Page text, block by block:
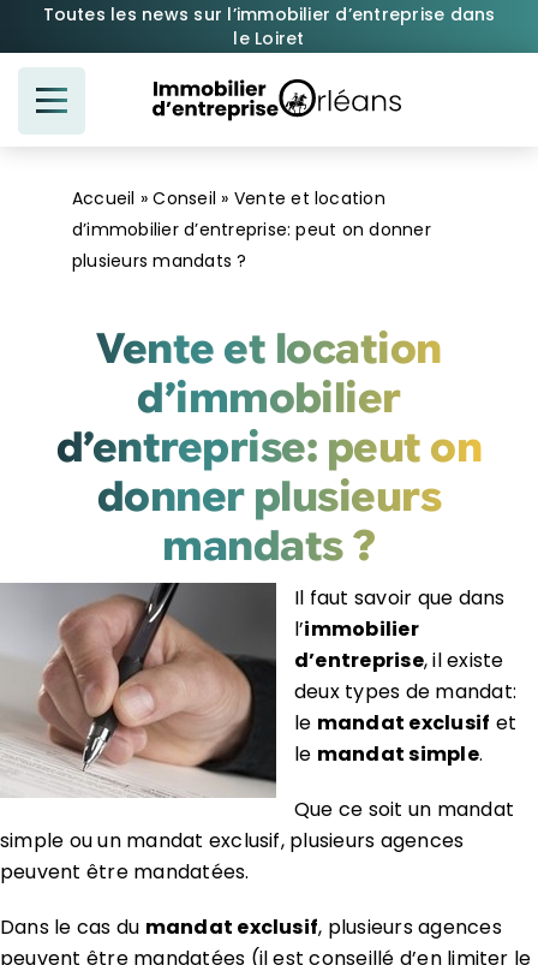
Passer
contenu
Toutes les news sur l’immobilier d’entreprise dans
le Loiret
Accueil »Conseil » Vente et location
d’immobilier d’entreprise: peut on donner
plusieurs mandats ?
Vente et location
d’immobilier
d’entreprise: peut on
donner plusieurs
mandats ?
Il faut savoir que dans
l’immobilier
d’entreprise, il existe
deux types de mandat:
le mandat exclusif et
le mandat simple.
Que ce soit un mandat
simple ou un mandat exclusif, plusieurs agences
peuvent être mandatées.
Dans le cas du mandat exclusif, plusieurs agences
peuvent être mandatées (il est conseillé d’en limiter le